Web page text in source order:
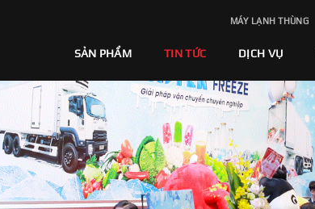
MÁY LẠNH THÙNG
SẢN PHẨM TIN TỨC DỊCH VỤ